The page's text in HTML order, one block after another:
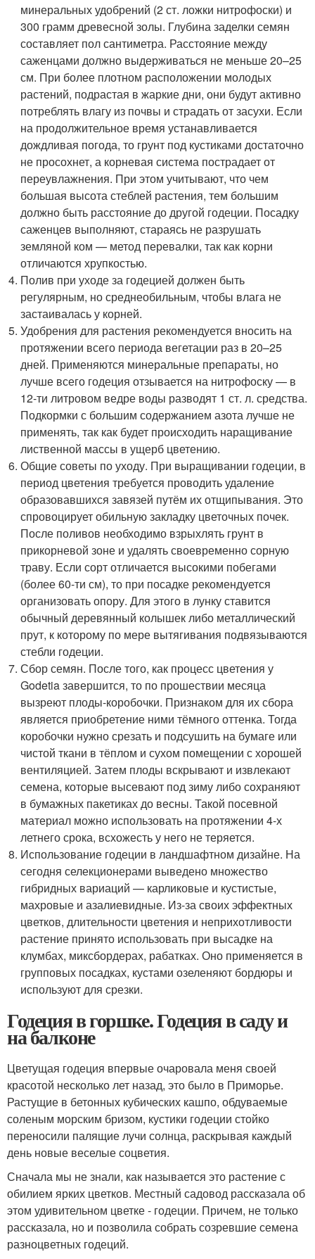
минеральных удобрений (2 ст. ложки нитрофоски) и
300 грамм древесной золы. Глубина заделки семян
составляет пол сантиметра. Расстояние между
саженцами должно выдерживаться не меньше 20–25
см. При более плотном расположении молодых
растений, подрастая в жаркие дни, они будут активно
потреблять влагу из почвы и страдать от засухи. Если
на продолжительное время устанавливается
дождливая погода, то грунт под кустиками достаточно
не просохнет, а корневая система пострадает от
переувлажнения. При этом учитывают, что чем
большая высота стеблей растения, тем большим
должно быть расстояние до другой годеции. Посадку
саженцев выполняют, стараясь не разрушать
земляной ком — метод перевалки, так как корни
отличаются хрупкостью.
Полив при уходе за годецией должен быть
регулярным, но среднеобильным, чтобы влага не
застаивалась у корней.
Удобрения для растения рекомендуется вносить на
протяжении всего периода вегетации раз в 20–25
дней. Применяются минеральные препараты, но
лучше всего годеция отзывается на нитрофоску — в
12-ти литровом ведре воды разводят 1 ст. л. средства.
Подкормки с большим содержанием азота лучше не
применять, так как будет происходить наращивание
лиственной массы в ущерб цветению.
Общие советы по уходу. При выращивании годеции, в
период цветения требуется проводить удаление
образовавшихся завязей путём их отщипывания. Это
спровоцирует обильную закладку цветочных почек.
После поливов необходимо взрыхлять грунт в
прикорневой зоне и удалять своевременно сорную
траву. Если сорт отличается высокими побегами
(более 60-ти см), то при посадке рекомендуется
организовать опору. Для этого в лунку ставится
обычный деревянный колышек либо металлический
прут, к которому по мере вытягивания подвязываются
стебли годеции.
Сбор семян. После того, как процесс цветения у
Godetia завершится, то по прошествии месяца
вызреют плоды-коробочки. Признаком для их сбора
является приобретение ними тёмного оттенка. Тогда
коробочки нужно срезать и подсушить на бумаге или
чистой ткани в тёплом и сухом помещении с хорошей
вентиляцией. Затем плоды вскрывают и извлекают
семена, которые высевают под зиму либо сохраняют
в бумажных пакетиках до весны. Такой посевной
материал можно использовать на протяжении 4-х
летнего срока, всхожесть у него не теряется.
Использование годеции в ландшафтном дизайне. На
сегодня селекционерами выведено множество
гибридных вариаций — карликовые и кустистые,
махровые и азалиевидные. Из-за своих эффектных
цветков, длительности цветения и неприхотливости
растение принято использовать при высадке на
клумбах, миксбордерах, рабатках. Оно применяется в
групповых посадках, кустами озеленяют бордюры и
используют для срезки.
Годеция в горшке. Годеция в саду и
на балконе
Цветущая годеция впервые очаровала меня своей
красотой несколько лет назад, это было в Приморье.
Растущие в бетонных кубических кашпо, обдуваемые
соленым морским бризом, кустики годеции стойко
переносили палящие лучи солнца, раскрывая каждый
день новые веселые соцветия.
Сначала мы не знали, как называется это растение с
обилием ярких цветков. Местный садовод рассказала об
этом удивительном цветке - годеции. Причем, не только
рассказала, но и позволила собрать созревшие семена
разноцветных годеций.